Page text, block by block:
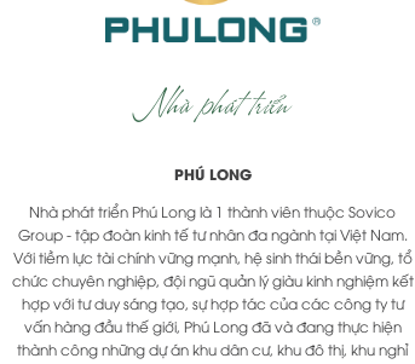
Nhà phát triển
PHÚ LONG
Nhà phát triển Phú Long là 1 thành viên thuộc Sovico
Group - tập đoàn kinh tế tư nhân đa ngành tại Việt Nam.
Với tiềm lực tài chính vững mạnh, hệ sinh thái bền vững, tổ
chức chuyên nghiệp, đội ngũ quản lý giàu kinh nghiệm kết
hợp với tư duy sáng tạo, sự hợp tác của các công ty tư
vấn hàng đầu thế giới, Phú Long đã và đang thực hiện
thành công những dự án khu dân cư, khu đô thị, khu nghỉ